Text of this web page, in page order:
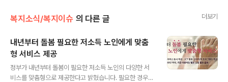
복지소식/복지이슈 의 다른 글 더보기
내년부터 돌봄 필요한 저소득 노인에게 맞춤
형 서비스 제공
정부가 내년부터 돌봄이 필요한 저소득 노인의 다양한 서
비스를 맞춤형으로 제공한다고 밝혔습니다. 필요한 경우